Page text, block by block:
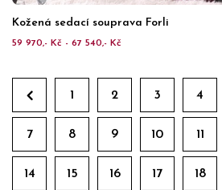
Kožená sedací souprava Forli
59 970,- Kč - 67 540,- Kč
1 2 3 4
7 8 9 10 11
14 15 16 17 18